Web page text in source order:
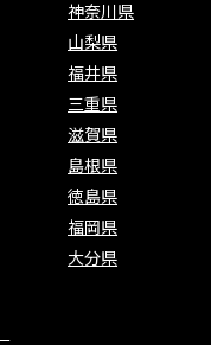
神奈川県
山梨県
福井県
三重県
滋賀県
島根県
徳島県
福岡県
大分県